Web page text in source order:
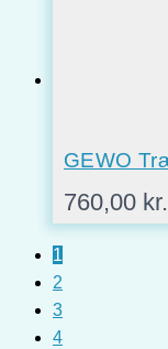
GEWO
760,00 kr.
1
2
3
4